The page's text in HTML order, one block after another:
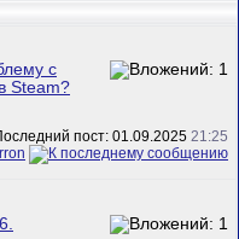
с
Steam?
пост: 01.09.2025 21:25